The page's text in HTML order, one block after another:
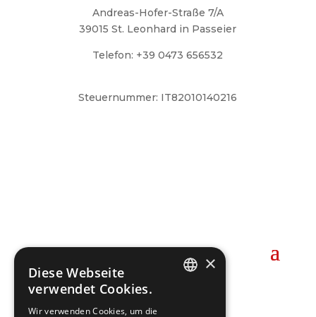
Andreas-Hofer-Straße 7/A
39015 St. Leonhard in Passeier
Telefon: +39 0473 656532
Steuernummer: IT82010140216
 ×
Diese Webseite
verwendet Cookies.
Wir verwenden Cookies, um die